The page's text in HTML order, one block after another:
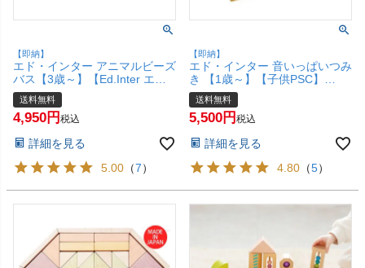
【即納】
エド・インター アニマルビーズ
バス【3歳～】【Ed.Inter エド
インター GENI ジェニ 手・指先
をつかうあそび 木のおもちゃ】
【宅配便送料無料】 (6022091)
送料無料
4,950 税込
詳細を見る
5.00 （7）
【即納】
エド・インター 音いっぱいつみ
き 【1歳～】【子供PSC】
【Ed.Inter エドインター GENI
ジェニ 孫育 知育 つみき 積み木
積木】【宅配便送料無料】
送料無料
5,500 税込
詳細を見る
4.80 （5）